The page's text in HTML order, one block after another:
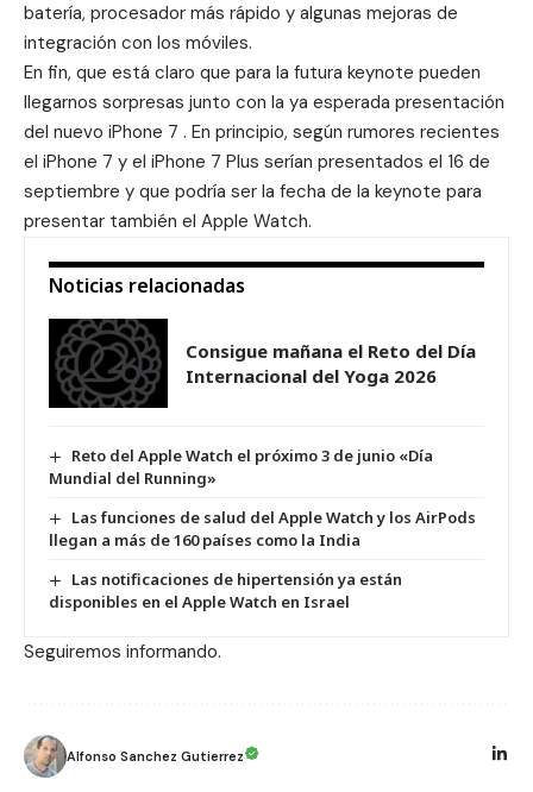
batería, procesador más rápido y algunas mejoras de
integración con los móviles.
En fin, que está claro que para la futura keynote pueden
llegarnos sorpresas junto con la ya esperada presentación
del nuevo iPhone 7 . En principio, según rumores recientes
el iPhone 7 y el iPhone 7 Plus serían presentados el 16 de
septiembre y que podría ser la fecha de la keynote para
presentar también el Apple Watch.
Noticias relacionadas
Consigue mañana el Reto del Día
Internacional del Yoga 2026
Reto del Apple Watch el próximo 3 de junio «Día
Mundial del Running»
Las funciones de salud del Apple Watch y los AirPods
llegan a más de 160 países como la India
Las notificaciones de hipertensión ya están
disponibles en el Apple Watch en Israel
Seguiremos informando.
Alfonso Sanchez Gutierrez